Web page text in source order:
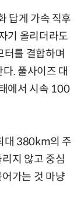
답게 가속 직후
기 올리더라도
터를 결합하며
. 풀사이즈 대
에서 시속 100
대 380km의 주
지 않고 중심
가는 것 마냥